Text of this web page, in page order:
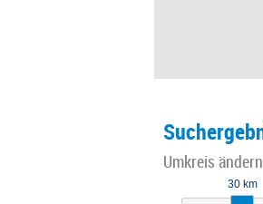
Umkreis ändern
30 km